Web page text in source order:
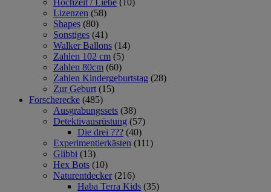
Hochzeit / Liebe (10)
Lizenzen (58)
Shapes (80)
Sonstiges (41)
Walker Ballons (14)
Zahlen 102 cm (5)
Zahlen 80cm (60)
Zahlen Kindergeburtstag (28)
Zur Geburt (15)
Forscherecke (485)
Ausgrabungssets (38)
Detektivausrüstung (57)
Die drei ??? (40)
Experimentierkästen (111)
Glibbi (13)
Hex Bots (10)
Naturentdecker (216)
Haba Terra Kids (35)